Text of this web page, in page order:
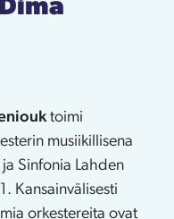
toimi
musiikillisena
Sinfonia Lahden
Kansainvälisesti
orkestereita ovat